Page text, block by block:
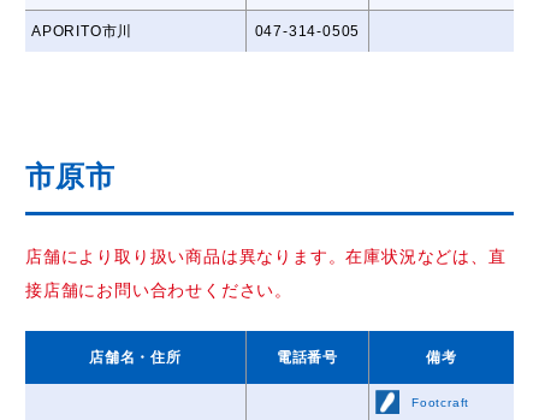
APORITO市川 047-314-0505
市原市
店舗により取り扱い商品は異なります。在庫状況などは、直
接店舗にお問い合わせください。
店舗名 ・住所 電話番号 備考
Footcraft